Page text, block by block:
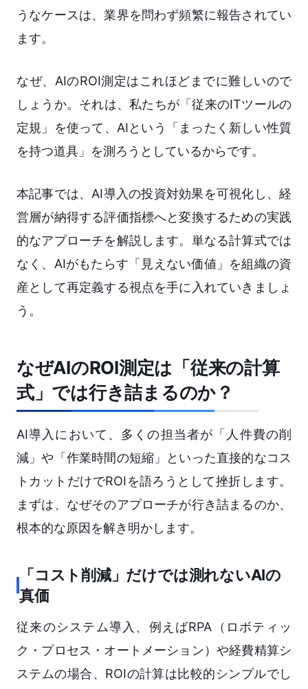
うなケースは、業界を問わず頻繁に報告されてい
ます。
なぜ、AIのROI測定はこれほどまでに難しいので
しょうか。それは、私たちが「従来のITツールの
定規」を使って、AIという「まったく新しい性質
を持つ道具」を測ろうとしているからです。
本記事では、AI導入の投資対効果を可視化し、経
営層が納得する評価指標へと変換するための実践
的なアプローチを解説します。単なる計算式では
なく、AIがもたらす「見えない価値」を組織の資
産として再定義する視点を手に入れていきましょ
う。
なぜAIのROI測定は「従来の計算
式」では行き詰まるのか？
AI導入において、多くの担当者が「人件費の削
減」や「作業時間の短縮」といった直接的なコス
トカットだけでROIを語ろうとして挫折します。
まずは、なぜそのアプローチが行き詰まるのか、
根本的な原因を解き明かします。
「コスト削減」だけでは測れないAIの
真価
従来のシステム導入、例えばRPA（ロボティッ
ク・プロセス・オートメーション）や経費精算シ
ステムの場合、ROIの計算は比較的シンプルでし